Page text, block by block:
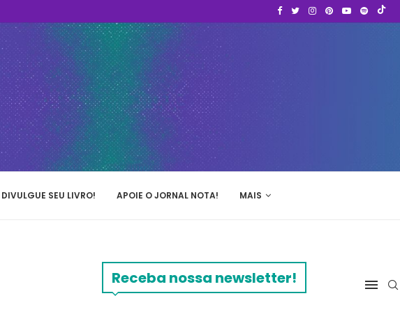
DIVULGUE SEU LIVRO! APOIE O JORNAL NOTA! MAIS
Receba nossa newsletter!